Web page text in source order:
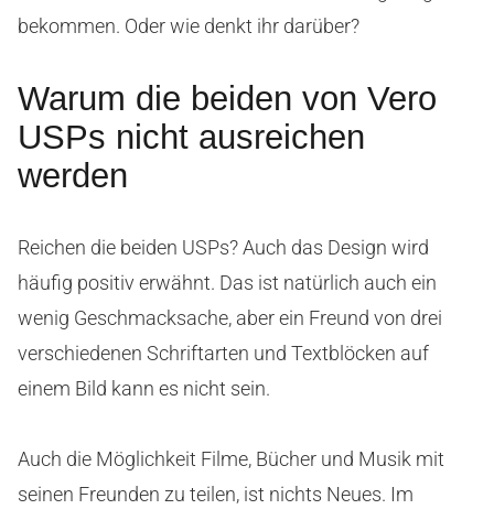
bekommen. Oder wie denkt ihr darüber?
Warum die beiden von Vero
USPs nicht ausreichen
werden
Reichen die beiden USPs? Auch das Design wird
häufig positiv erwähnt. Das ist natürlich auch ein
wenig Geschmacksache, aber ein Freund von drei
verschiedenen Schriftarten und Textblöcken auf
einem Bild kann es nicht sein.
Auch die Möglichkeit Filme, Bücher und Musik mit
seinen Freunden zu teilen, ist nichts Neues. Im